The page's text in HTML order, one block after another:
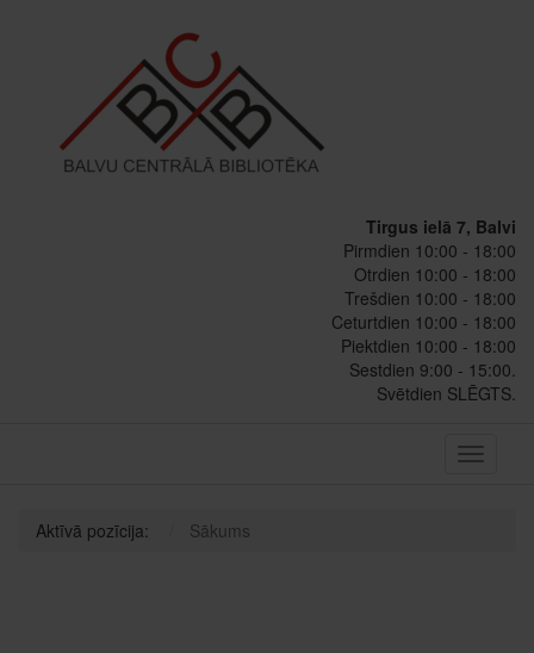
Tirgus ielā 7, Balvi
Pirmdien 10:00 - 18:00
Otrdien 10:00 - 18:00
Trešdien 10:00 - 18:00
Ceturtdien 10:00 - 18:00
Piektdien 10:00 - 18:00
Sestdien 9:00 - 15:00.
Svētdien SLĒGTS.
Toggle
Aktīvā pozīcija: Sākums